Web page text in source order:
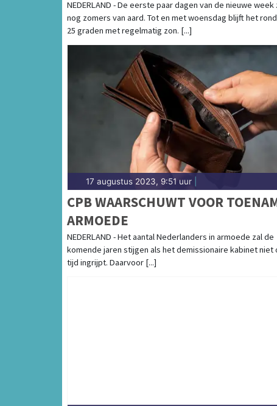
WISSELVALLIGER
NEDERLAND - De eerste paar dagen van de nieuwe week
nog zomers van aard. Tot en met woensdag blijft het
25 graden met regelmatig zon. [...]
17 augustus 2023, 9:51 uur
CPB WAARSCHUWT VOOR
ARMOEDE
NEDERLAND - Het aantal Nederlanders in armoede zal de
komende jaren stijgen als het demissionaire kabinet niet
tijd ingrijpt. Daarvoor [...]